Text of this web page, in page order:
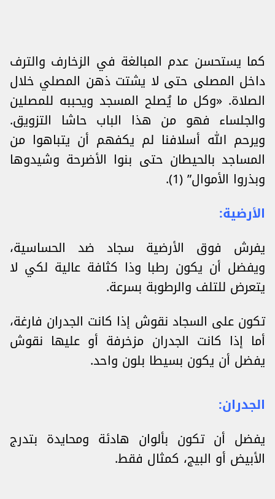
كما يستحسن عدم المبالغة في الزخارف والترف
داخل المصلى حتى لا يشتت ذهن المصلي خلال
الصلاة. «وكل ما يُصلح المسجد ويحببه للمصلين
والجلساء فهو من هذا الباب حاشا التزويق.
ويرحم الله أسلافنا لم يكفهم أن يتباهوا من
المساجد بالحيطان حتى بنوا الأضرحة وشيدوها
وبذروا الأموال” (1).
الأرضية:
يفرش فوق الأرضية سجاد ضد الحساسية،
ويفضل أن يكون رطبا وذا كثافة عالية لكي لا
يتعرض للتلف والرطوبة بسرعة.
تكون على السجاد نقوش إذا كانت الجدران فارغة،
أما إذا كانت الجدران مزخرفة أو عليها نقوش
يفضل أن يكون بسيطا بلون واحد.
الجدران:
يفضل أن تكون بألوان هادئة ومحايدة بتدرج
الأبيض أو البيج، كمثال فقط.